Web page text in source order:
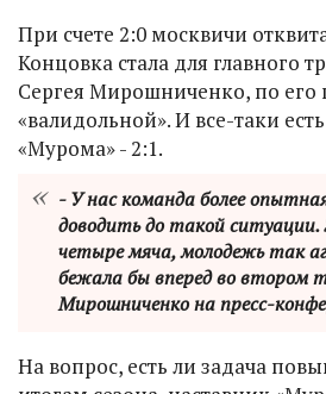
При счете 2:0 москвичи
Концовка стала для главного
Сергея Мирошниченко, по
«валидольной». И все-таки
«Мурома» - 2:1.
- У нас команда более
доводить до такой
четыре мяча, молодежь так
бежала бы вперед во втором
Мирошниченко на пресс-
На вопрос, есть ли задача